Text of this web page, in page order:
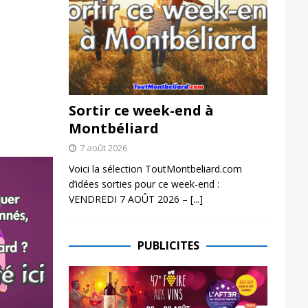
Sortir ce week-end à
Montbéliard
7 août 2026
Voici la sélection ToutMontbeliard.com
d’idées sorties pour ce week-end :
VENDREDI 7 AOÛT 2026 – [...]
PUBLICITES